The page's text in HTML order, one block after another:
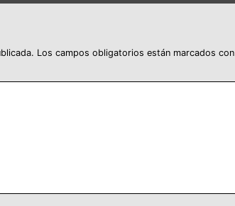
Los campos obligatorios están marcados con